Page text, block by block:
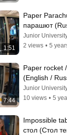
1:51
Paper
парашют
Junior
2 views • 5
7:44
Paper rocket
(English /
Junior
10 views • 5
Impossible
стол (Стол